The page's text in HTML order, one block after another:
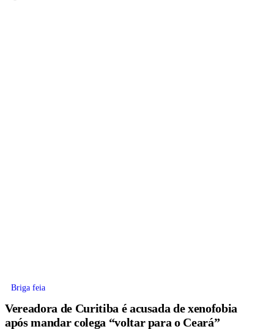
Briga feia
Vereadora de Curitiba é acusada de xenofobia
após mandar colega “voltar para o Ceará”